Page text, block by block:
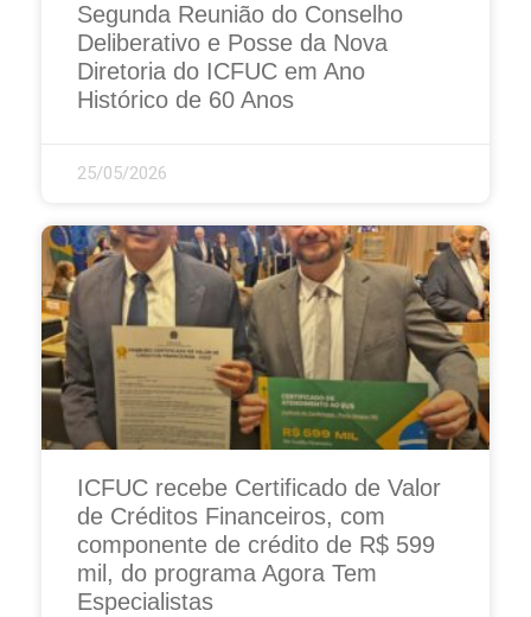
Segunda Reunião do Conselho
Deliberativo e Posse da Nova
Diretoria do ICFUC em Ano
Histórico de 60 Anos
25/05/2026
ICFUC recebe Certificado de Valor
de Créditos Financeiros, com
componente de crédito de R$ 599
mil, do programa Agora Tem
Especialistas